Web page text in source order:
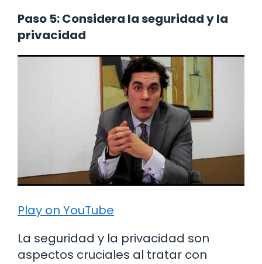
Paso 5: Considera la seguridad y la
privacidad
Play on YouTube
La seguridad y la privacidad son
aspectos cruciales al tratar con